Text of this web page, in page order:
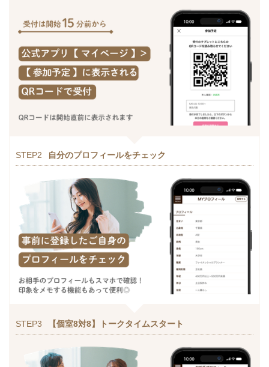
STEP2 自分のプロフィールをチェック
STEP3 【個室8対8】トークタイムスタート